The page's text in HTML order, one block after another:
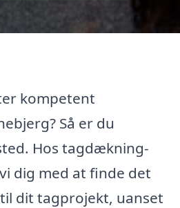
kompetent
Så er du
Hos tagdækning-
dig med at finde det
dit tagprojekt, uanset